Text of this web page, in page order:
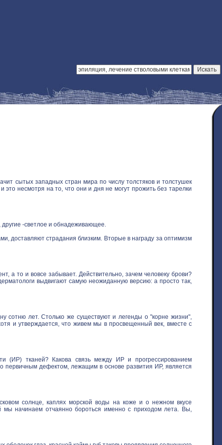
сытых западных стран мира по числу толстяков и толстушек
это несмотря на то, что они и дня не могут прожить без тарелки
другие -светлое и обнадеживающее.
доставляют страдания близким. Вторые в награду за оптимизм
а то и вовсе забывает. Действительно, зачем человеку брови?
выдвигают самую неожиданную версию: а просто так,
сотню лет. Столько же существуют и легенды о "корне жизни",
и утверждается, что живем мы в просвещенный век, вместе с
(ИР) тканей? Какова связь между ИР и прогрессированием
первичным дефектом, лежащим в основе развития ИР, является
солнце, каплях морской воды на коже и о нежном вкусе
мы начинаем отчаянно бороться именно с приходом лета. Вы,